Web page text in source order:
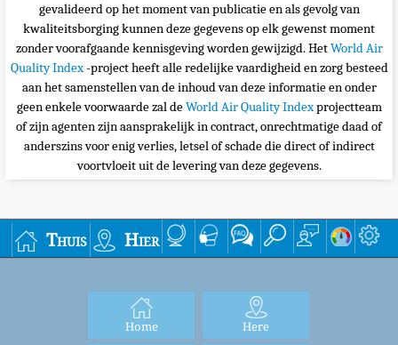
gevalideerd op het moment van publicatie en als gevolg van
kwaliteitsborging kunnen deze gegevens op elk gewenst moment
zonder voorafgaande kennisgeving worden gewijzigd. HetWorld Air
Quality Index-project heeft alle redelijke vaardigheid en zorg besteed
aan het samenstellen van de inhoud van deze informatie en onder
geen enkele voorwaarde zal deWorld Air Quality Indexprojectteam
of zijn agenten zijn aansprakelijk in contract, onrechtmatige daad of
anderszins voor enig verlies, letsel of schade die direct of indirect
voortvloeit uit de levering van deze gegevens.
Thuis Hier
Home Here